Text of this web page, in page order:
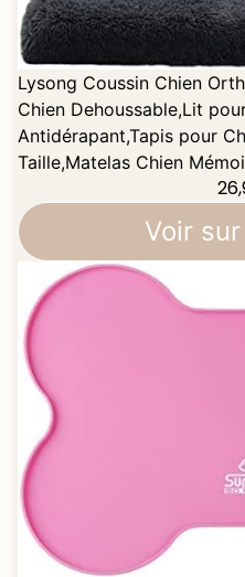
Lysong Coussin Chien
Chien Dehoussable,Lit
Antidérapant,Tapis pour
Taille,Matelas Chien
Voir